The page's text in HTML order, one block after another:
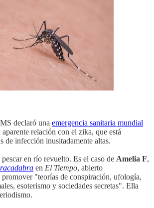
declaró una emergencia sanitaria mundial
aparente relación con el zika, que está
de infección inusitadamente altas.
en río revuelto. Es el caso de Amelia F,
en El Tiempo, abierto
promover "teorías de conspiración, ufología,
esoterismo y sociedades secretas". Ella